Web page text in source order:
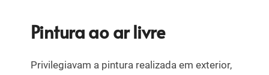
Pintura ao ar livre
Privilegiavam a pintura realizada em exterior,